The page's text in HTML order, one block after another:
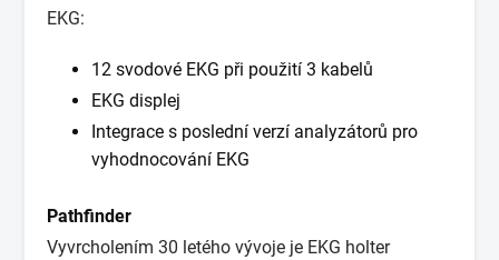
EKG:
12 svodové EKG při použití 3 kabelů
EKG displej
Integrace s poslední verzí analyzátorů pro
vyhodnocování EKG
Pathfinder
Vyvrcholením 30 letého vývoje je EKG holter